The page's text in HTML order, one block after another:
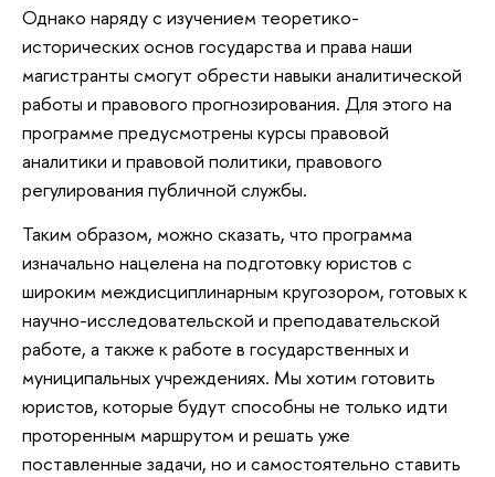
Однако наряду с изучением теоретико-
исторических основ государства и права наши
магистранты смогут обрести навыки аналитической
работы и правового прогнозирования. Для этого на
программе предусмотрены курсы правовой
аналитики и правовой политики, правового
регулирования публичной службы.
Таким образом, можно сказать, что программа
изначально нацелена на подготовку юристов с
широким междисциплинарным кругозором, готовых к
научно-исследовательской и преподавательской
работе, а также к работе в государственных и
муниципальных учреждениях. Мы хотим готовить
юристов, которые будут способны не только идти
проторенным маршрутом и решать уже
поставленные задачи, но и самостоятельно ставить